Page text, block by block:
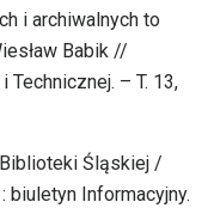
i archiwalnych to
Babik //
Technicznej. – T. 13,
Śląskiej /
biuletyn Informacyjny.